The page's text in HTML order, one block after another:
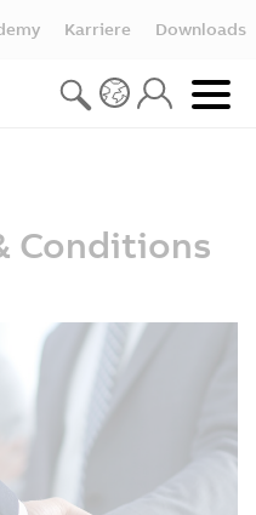
Karriere Downloads
Conditions